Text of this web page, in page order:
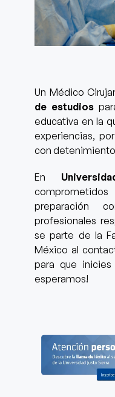
Un Médico
de estudios
educativa en la
experiencias,
con
En
preparación
profesionales
se parte de la
México al
para que
esperamos!